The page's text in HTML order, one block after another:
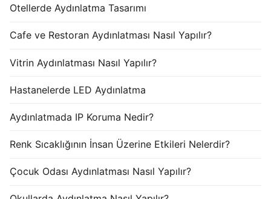
Otellerde Aydınlatma Tasarımı
Cafe ve Restoran Aydınlatması Nasıl Yapılır?
Vitrin Aydınlatması Nasıl Yapılır?
Hastanelerde LED Aydınlatma
Aydınlatmada IP Koruma Nedir?
Renk Sıcaklığının İnsan Üzerine Etkileri Nelerdir?
Çocuk Odası Aydınlatması Nasıl Yapılır?